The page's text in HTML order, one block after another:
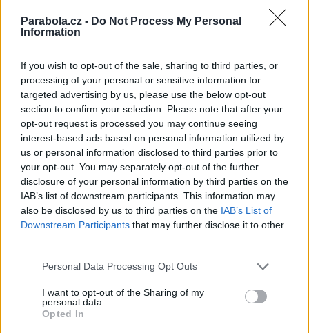
Parabola.cz - Do Not Process My Personal
Information
If you wish to opt-out of the sale, sharing to third parties, or
processing of your personal or sensitive information for
targeted advertising by us, please use the below opt-out
section to confirm your selection. Please note that after your
opt-out request is processed you may continue seeing
interest-based ads based on personal information utilized by
us or personal information disclosed to third parties prior to
your opt-out. You may separately opt-out of the further
disclosure of your personal information by third parties on the
IAB’s list of downstream participants. This information may
also be disclosed by us to third parties on the IAB’s List of
Downstream Participants that may further disclose it to other
Personal Data Processing Opt Outs
I want to opt-out of the Sharing of my
personal data.
Opted In
Reklama
06.08.2026 - Bosch Powertrain s.r.o. Jihlava • CNC operátor• mzda
Kč • náborový bonus 50.000 Kč • příspěvek na ubytování (Jihlava,
Jihlava)
Bosch Powertrain s.r.o. • montážní dělník • mzda 44.700
týdenní zálohy na mzdu 2.000 Kč (Jihlava, okres Jihlava)
06.08.2026 -Bosch Powertrain s.r.o. Jihlava • práce ve skladu • mzda
48.400 Kč • náborový bonus 50.000 Kč • ubytování (Jihlava, okres
06.08.2026 -Bosch Powertrain s.r.o. Jihlava • střídač • mzda 48.400
příspěvek na ubytování (Jihlava, okres Jihlava)
06.08.2026 -Bosch Powertrain s.r.o. • seřizování strojů • mzda
náborový bonus 100.000 Kč • ubytování (Jihlava, okres Jihlava)
... další nabídky zaměstnání
Vybrané články